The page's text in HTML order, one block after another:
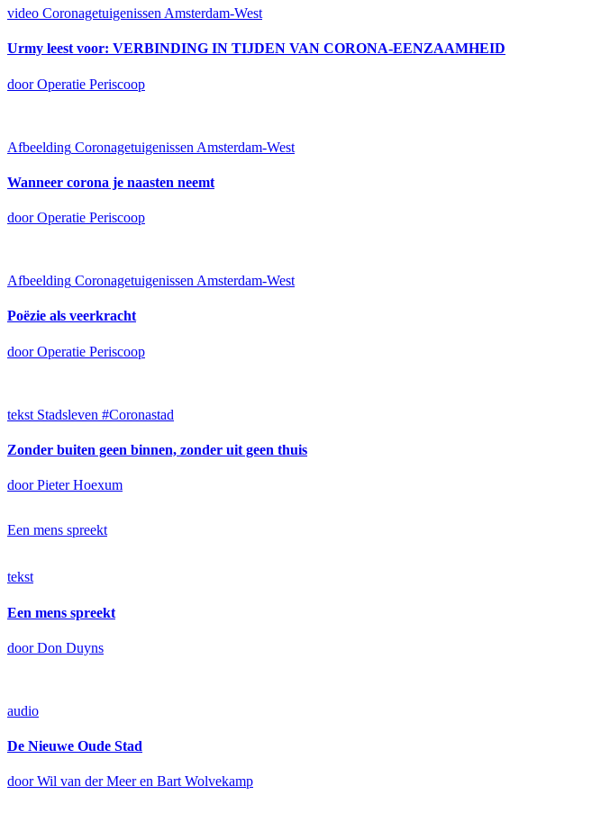
video Coronagetuigenissen Amsterdam-West
Urmy leest voor: VERBINDING IN TIJDEN VAN CORONA-EENZAAMHEID
door Operatie Periscoop
Afbeelding Coronagetuigenissen Amsterdam-West
Wanneer corona je naasten neemt
door Operatie Periscoop
Afbeelding Coronagetuigenissen Amsterdam-West
Poëzie als veerkracht
door Operatie Periscoop
tekst Stadsleven #Coronastad
Zonder buiten geen binnen, zonder uit geen thuis
door Pieter Hoexum
Een mens spreekt
tekst
Een mens spreekt
door Don Duyns
audio
De Nieuwe Oude Stad
door Wil van der Meer en Bart Wolvekamp